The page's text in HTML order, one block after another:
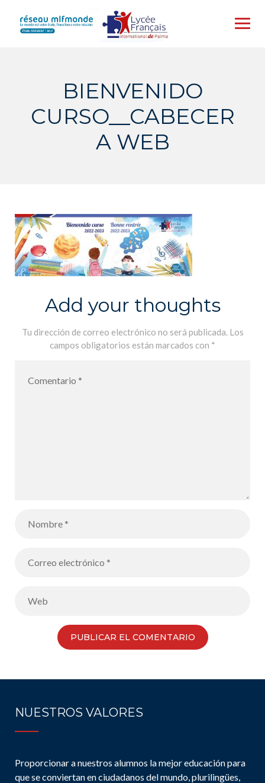
content
BIENVENIDO
CURSO__CABECER
A WEB
Add your thoughts
Tu dirección de correo electrónico no será publicada. Los
campos obligatorios están marcados con *
NUESTROS VALORES
Proporcionar a nuestros alumnos la mejor educación para
que se conviertan en ciudadanos del mundo, plurilingües,